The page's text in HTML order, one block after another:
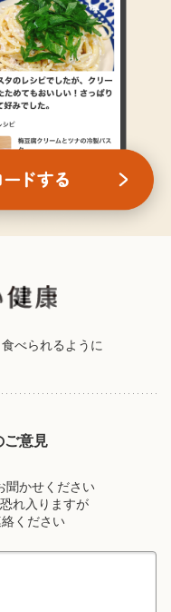
べられるように
ご意見
聞かせください
れ入りますが
ください